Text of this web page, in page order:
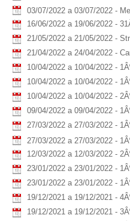
03/07/2022 a 03/07/2022 -
16/06/2022 a 19/06/2022 -
21/05/2022 a 21/05/2022 -
21/04/2022 a 24/04/2022 -
10/04/2022 a 10/04/2022 -
10/04/2022 a 10/04/2022 -
10/04/2022 a 10/04/2022 -
09/04/2022 a 09/04/2022 -
27/03/2022 a 27/03/2022 -
27/03/2022 a 27/03/2022 -
12/03/2022 a 12/03/2022 -
23/01/2022 a 23/01/2022 -
23/01/2022 a 23/01/2022 -
19/12/2021 a 19/12/2021 -
19/12/2021 a 19/12/2021 -